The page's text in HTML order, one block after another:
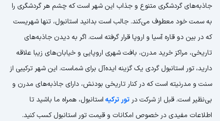
جاذبه‌های گردشگری متنوع و جذاب این شهر است که چشم هر گردشگری را
به سمت خود معطوف می‌کند. جالب است بدانید استانبول، تنها شهریست
که در بین دو قاره آسیا و اروپا قرار گرفته است. اگر به دیدن جاذبه‌های
تاریخی، مراکز خرید مدرن، بافت شهری اروپایی و خیابان‌های زیبا علاقه
دارید،تور استانبول گردی یک گزینه ایده‌آل برای شماست. این شهر ترکیبی از
سنت و مدرنیته است که در کنار تاریخی بودنش، دارای جاذبه‌های مدرن و
بی‌نظیر است. قبل از شرکت در تور ترکیهاستانبول، همراه ما باشید تا
اطلاعات مفیدی در خصوص امکانات و قیمت تور استانبول کسب کنید.